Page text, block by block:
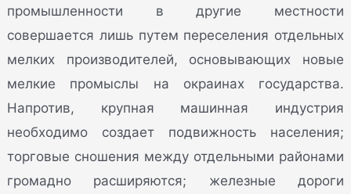
промышленности в другие местности
совершается лишь путем переселения отдельных
мелких производителей, основывающих новые
мелкие промыслы на окраинах государства.
Напротив, крупная машинная индустрия
необходимо создает подвижность населения;
торговые сношения между отдельными районами
громадно расширяются; железные дороги